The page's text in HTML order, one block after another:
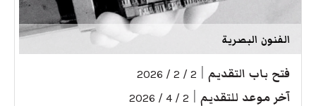
الفنون البصرية
فتح باب التقديم 2 / 2 / 2026
آخر موعد للتقديم 2 / 4 / 2026